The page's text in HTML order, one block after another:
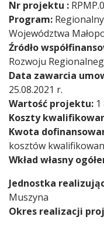
Nr projektu :
Program:
Województwa
Źródło
Rozwoju
Data zawarcia
25.08.2021 r.
Wartość projektu: 1
Koszty
Kwota
kosztów
Wkład własny
Jednostka
Muszyna
Okres realizacji